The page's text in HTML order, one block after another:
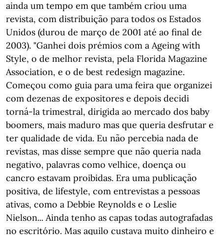
ainda um tempo em que também criou uma
revista, com distribuição para todos os Estados
Unidos (durou de março de 2001 até ao final de
2003). "Ganhei dois prémios com a Ageing with
Style, o de melhor revista, pela Florida Magazine
Association, e o de best redesign magazine.
Começou como guia para uma feira que organizei
com dezenas de expositores e depois decidi
torná-la trimestral, dirigida ao mercado dos baby
boomers, mais maduro mas que queria desfrutar e
ter qualidade de vida. Eu não percebia nada de
revistas, mas disse sempre que não queria nada
negativo, palavras como velhice, doença ou
cancro estavam proibidas. Era uma publicação
positiva, de lifestyle, com entrevistas a pessoas
ativas, como a Debbie Reynolds e o Leslie
Nielson... Ainda tenho as capas todas autografadas
no escritório. Mas aquilo custava muito dinheiro e